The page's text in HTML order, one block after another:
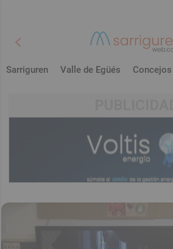
chevron_left
Sarriguren Valle de Egüés Concejos